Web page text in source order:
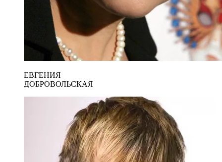
ЕВГЕНИЯ
ДОБРОВОЛЬСКАЯ